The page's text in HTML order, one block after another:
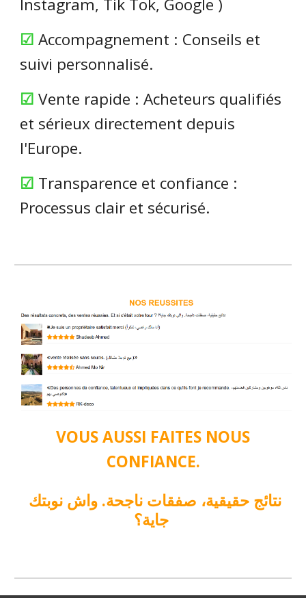
☑Accompagnement : Conseils et
suivi personnalisé.
☑ Vente rapide : Acheteurs qualifiés
et sérieux directement depuis
l'Europe.
☑ Transparence et confiance :
Processus clair et sécurisé.
VOUS AUSSI FAITES NOUS
CONFIANCE.
جاية؟